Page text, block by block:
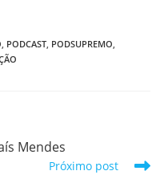
PODCAST PODSUPREMO
Mendes
Próximo post